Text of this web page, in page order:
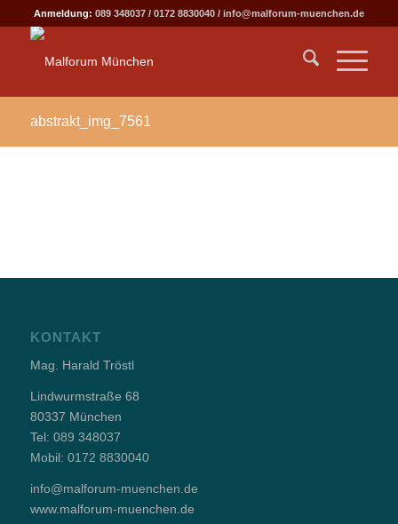
Anmeldung: 089 348037/ 0172 8830040/ info@malforum-muenchen.de
abstrakt_img_7561
KONTAKT
Mag. Harald Tröstl
Lindwurmstraße 68
80337 München
Tel: 089 348037
Mobil: 0172 8830040
info@malforum-muenchen.de
www.malforum-muenchen.de